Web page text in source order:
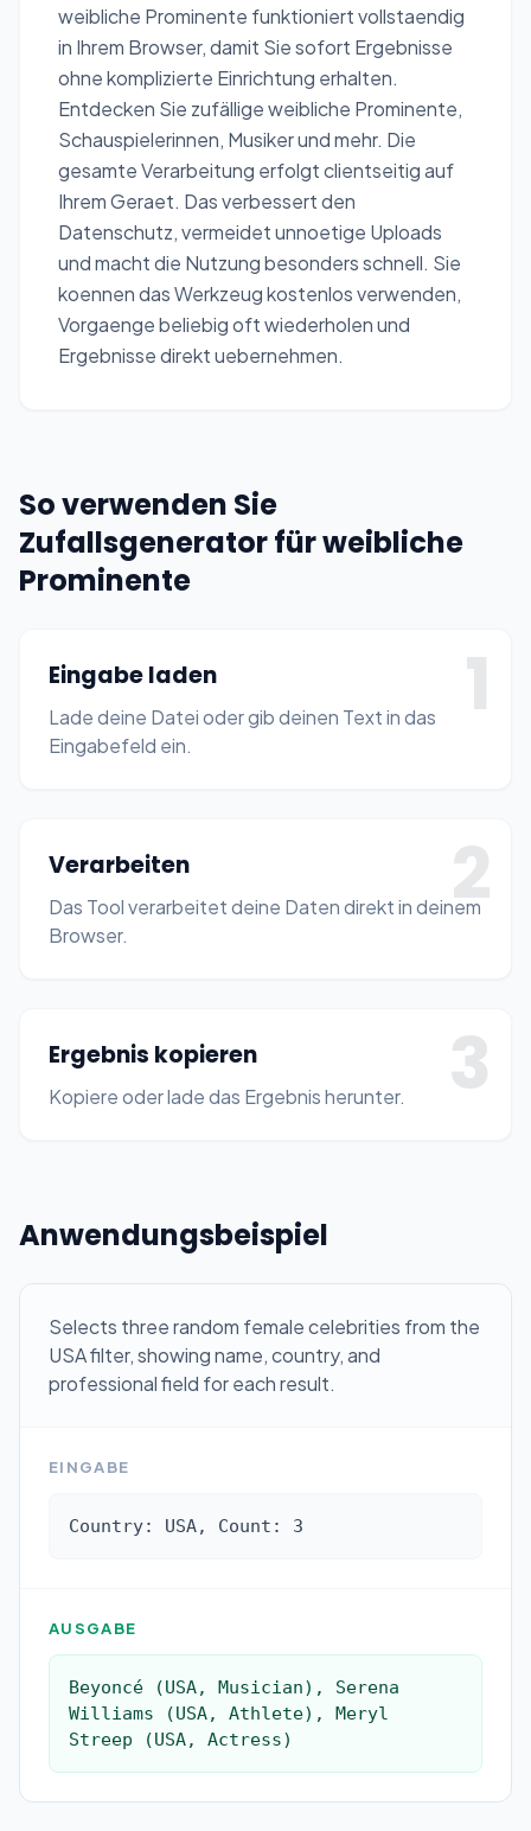
weibliche Prominente funktioniert vollstaendig
in Ihrem Browser, damit Sie sofort Ergebnisse
ohne komplizierte Einrichtung erhalten.
Entdecken Sie zufällige weibliche Prominente,
Schauspielerinnen, Musiker und mehr. Die
gesamte Verarbeitung erfolgt clientseitig auf
Ihrem Geraet. Das verbessert den
Datenschutz, vermeidet unnoetige Uploads
und macht die Nutzung besonders schnell. Sie
koennen das Werkzeug kostenlos verwenden,
Vorgaenge beliebig oft wiederholen und
Ergebnisse direkt uebernehmen.
So verwenden Sie
Zufallsgenerator für weibliche
Prominente
1
Eingabe laden
Lade deine Datei oder gib deinen Text in das
Eingabefeld ein.
2
Verarbeiten
Das Tool verarbeitet deine Daten direkt in deinem
Browser.
3
Ergebnis kopieren
Kopiere oder lade das Ergebnis herunter.
Anwendungsbeispiel
Selects three random female celebrities from the
USA filter, showing name, country, and
professional field for each result.
EINGABE
Country: USA, Count: 3
AUSGABE
Beyoncé (USA, Musician), Serena
Williams (USA, Athlete), Meryl
Streep (USA, Actress)